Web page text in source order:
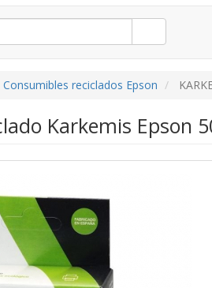
Consumibles reciclados Epson
Karkemis Epson